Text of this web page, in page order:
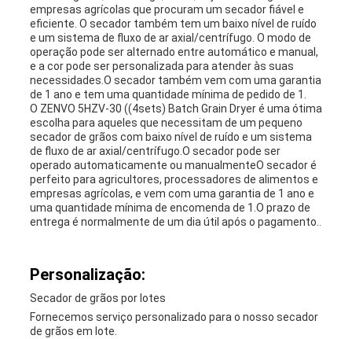
empresas agrícolas que procuram um secador fiável e
eficiente. O secador também tem um baixo nível de ruído
e um sistema de fluxo de ar axial/centrífugo. O modo de
operação pode ser alternado entre automático e manual,
e a cor pode ser personalizada para atender às suas
necessidades.O secador também vem com uma garantia
de 1 ano e tem uma quantidade mínima de pedido de 1.
O ZENVO 5HZV-30 ((4sets) Batch Grain Dryer é uma ótima
escolha para aqueles que necessitam de um pequeno
secador de grãos com baixo nível de ruído e um sistema
de fluxo de ar axial/centrífugo.O secador pode ser
operado automaticamente ou manualmenteO secador é
perfeito para agricultores, processadores de alimentos e
empresas agrícolas, e vem com uma garantia de 1 ano e
uma quantidade mínima de encomenda de 1.O prazo de
entrega é normalmente de um dia útil após o pagamento..
Personalização:
Secador de grãos por lotes
Fornecemos serviço personalizado para o nosso secador
de grãos em lote.